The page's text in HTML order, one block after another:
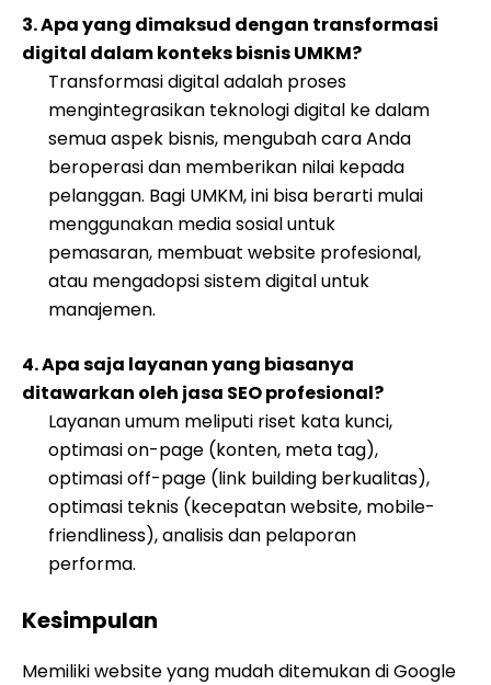
3. Apa yang dimaksud dengan transformasi
digital dalam konteks bisnis UMKM?
Transformasi digital adalah proses
mengintegrasikan teknologi digital ke dalam
semua aspek bisnis, mengubah cara Anda
beroperasi dan memberikan nilai kepada
pelanggan. Bagi UMKM, ini bisa berarti mulai
menggunakan media sosial untuk
pemasaran, membuat website profesional,
atau mengadopsi sistem digital untuk
manajemen.
4. Apa saja layanan yang biasanya
ditawarkan oleh jasa SEO profesional?
Layanan umum meliputi riset kata kunci,
optimasi on-page (konten, meta tag),
optimasi off-page (link building berkualitas),
optimasi teknis (kecepatan website, mobile-
friendliness), analisis dan pelaporan
performa.
Kesimpulan
Memiliki website yang mudah ditemukan di Google